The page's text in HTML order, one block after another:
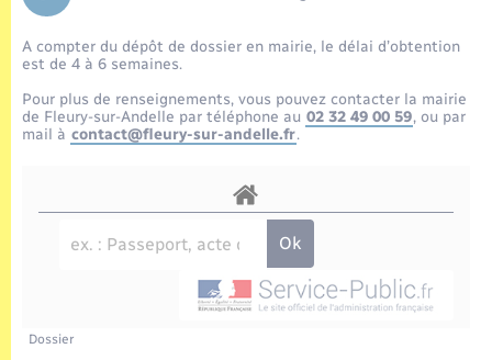
Etat-civil - Papiers - Citoyenneté
Mariage – PACS
Parrainage civil
Logement - Urbanisme
Nouvel habitant
Transports scolaires
Travaux - Autorisation d’occupation de l’espace
public
Compétences
Plan interactif
La Communauté de communes
A compter du dépôt de dossier en mairie, le délai d’obtention
est de 4 à 6 semaines.
Pour plus de renseignements, vous pouvez contacter la mairie
de Fleury-sur-Andelle par téléphone au 02 32 49 00 59, ou par
mail à contact@fleury-sur-andelle.fr.
Dossier